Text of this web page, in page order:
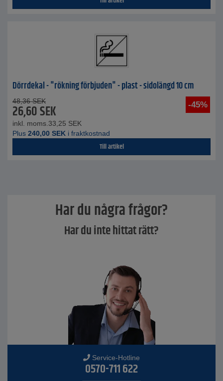
Dörrdekal - "rökning förbjuden" - plast - sidolängd 10 cm
-45%
48,36 SEK
26,60SEK
inkl. moms. 33,25 SEK
Plus 240,00 SEK i fraktkostnad
Till artikel
Har du några frågor?
Har du inte hittat rätt?
Service-Hotline
0570-711 622